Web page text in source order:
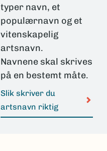
typer navn, et
populærnavn og et
vitenskapelig
artsnavn.
Navnene skal skrives
på en bestemt måte.
Slik skriver du
artsnavn riktig